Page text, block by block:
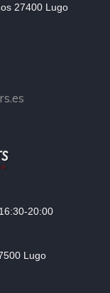
27400 Lugo
20:00
Lugo